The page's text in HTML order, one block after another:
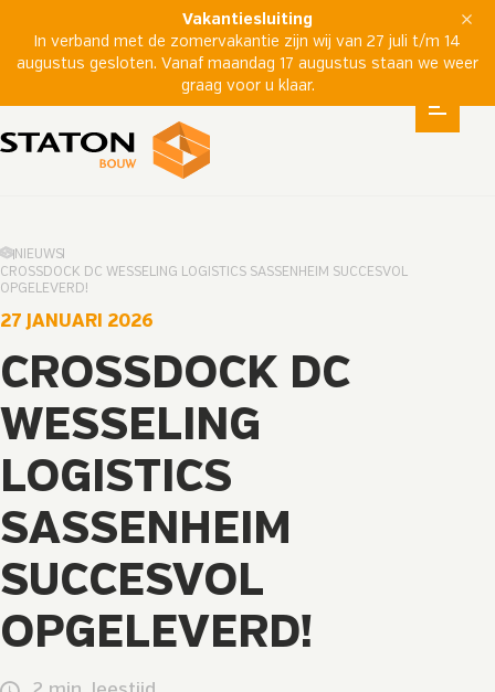
Vakantiesluiting
In verband met de zomervakantie zijn wij van 27 juli t/m 14
augustus gesloten. Vanaf maandag 17 augustus staan we weer
graag voor u klaar.
NIEUWS
CROSSDOCK DC WESSELING LOGISTICS SASSENHEIM SUCCESVOL
OPGELEVERD!
27 JANUARI 2026
CROSSDOCK DC
WESSELING
LOGISTICS
SASSENHEIM
SUCCESVOL
OPGELEVERD!